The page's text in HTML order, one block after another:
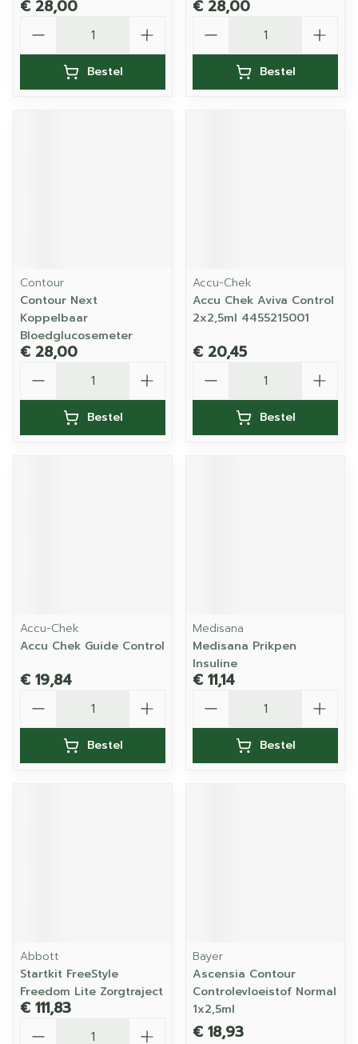
€ 28,00
Bestel
€ 28,00
Bestel
Contour
Contour Next
Koppelbaar
Bloedglucosemeter
€ 28,00
Bestel
Accu-Chek
Accu Chek Aviva Control
2x2,5ml 4455215001
€ 20,45
Bestel
Accu-Chek
Accu Chek Guide Control
€ 19,84
Bestel
Medisana
Medisana Prikpen
Insuline
€ 11,14
Bestel
Abbott
Startkit FreeStyle
Freedom Lite Zorgtraject
€ 111,83
Bayer
Ascensia Contour
Controlevloeistof Normal
1x2,5ml
€ 18,93